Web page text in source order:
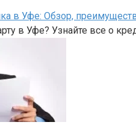
в Уфе: Обзор,
в Уфе? Узнайте все о